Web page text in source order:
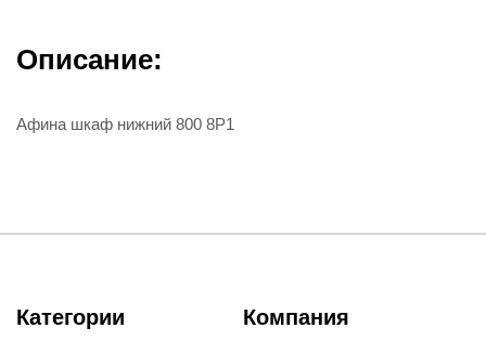
Описание:
Афина шкаф нижний 800 8Р1
Категории Компания